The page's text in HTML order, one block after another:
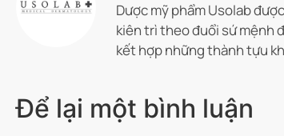
Dược mỹ phẩm Usolab
kiên trì theo đuổi sứ mệnh
kết hợp những thành tựu
Để lại một bình luận